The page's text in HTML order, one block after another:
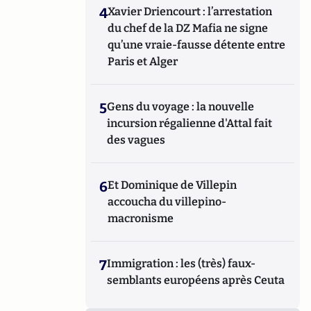
4Xavier Driencourt : l’arrestation
du chef de la DZ Mafia ne signe
qu’une vraie-fausse détente entre
Paris et Alger
5Gens du voyage : la nouvelle
incursion régalienne d'Attal fait
des vagues
6Et Dominique de Villepin
accoucha du villepino-
macronisme
7Immigration : les (très) faux-
semblants européens après Ceuta